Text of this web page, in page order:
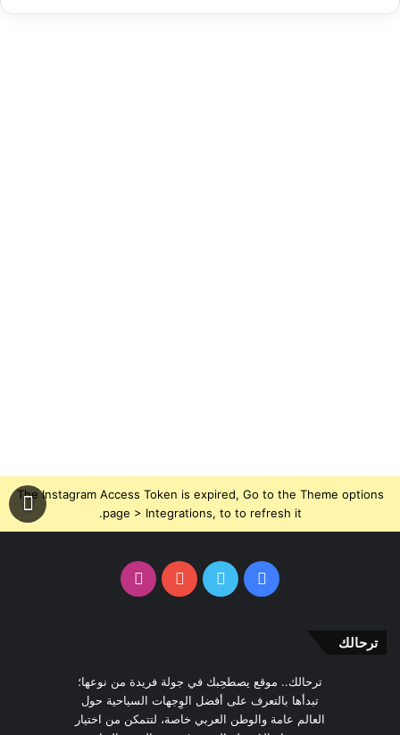
The Instagram Access Token is expired, Go to the Theme options
page > Integrations, to to refresh it.
فيسبوكتويتر يوتيوب انستقرام
ترحالك
ترحالك.. موقع يصطحِبك في جولة فريدة من نوعها؛
تبدأها بالتعرف على أفضل الوِجهات السياحية حول
العالم عامة والوطن العربي خاصة، لتتمكن من اختيار